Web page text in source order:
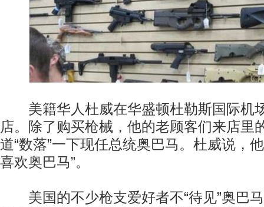
美籍华人杜威在华盛顿杜勒斯国际机
店。除了购买枪械，他的老顾客们来店里
道“数落”一下现任总统奥巴马。杜威说，
喜欢奥巴马”。
美国的不少枪支爱好者不“待见”奥巴